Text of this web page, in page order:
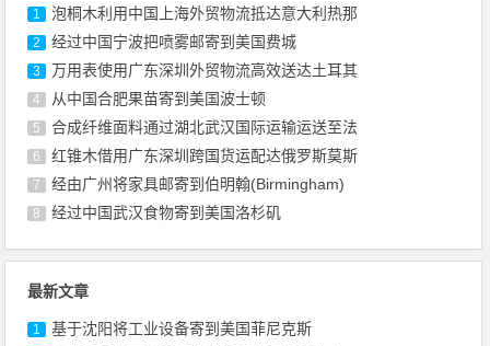
1 泡桐木利用中国上海外贸物流抵达意大利热那
2 经过中国宁波把喷雾邮寄到美国费城
3 万用表使用广东深圳外贸物流高效送达土耳其
4 从中国合肥果苗寄到美国波士顿
5 合成纤维面料通过湖北武汉国际运输运送至法
6 红锥木借用广东深圳跨国货运配达俄罗斯莫斯
7 经由广州将家具邮寄到伯明翰(Birmingham)
8 经过中国武汉食物寄到美国洛杉矶
最新文章
1 基于沈阳将工业设备寄到美国菲尼克斯